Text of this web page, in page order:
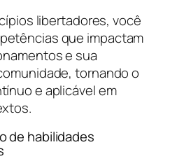
libertadores, você
que impactam
e sua
tornando o
e aplicável em
de habilidades